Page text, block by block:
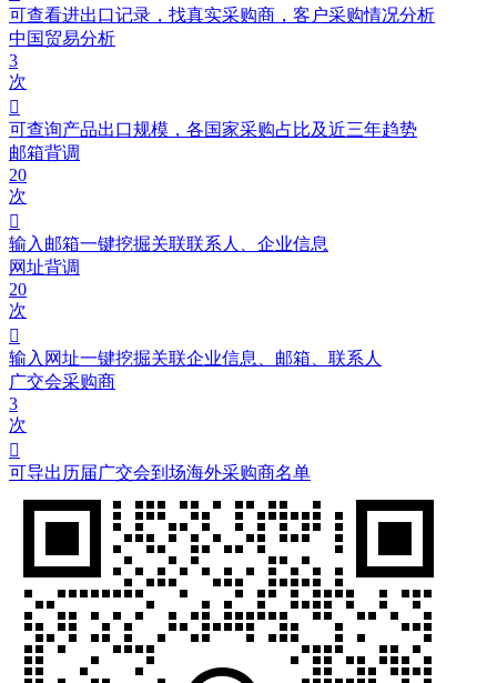
可查看进出口记录，找真实采购商，客户采购情况分析
中国贸易分析
3
次

可查询产品出口规模，各国家采购占比及近三年趋势
邮箱背调
20
次

输入邮箱一键挖掘关联联系人、企业信息
网址背调
20
次

输入网址一键挖掘关联企业信息、邮箱、联系人
广交会采购商
3
次

可导出历届广交会到场海外采购商名单